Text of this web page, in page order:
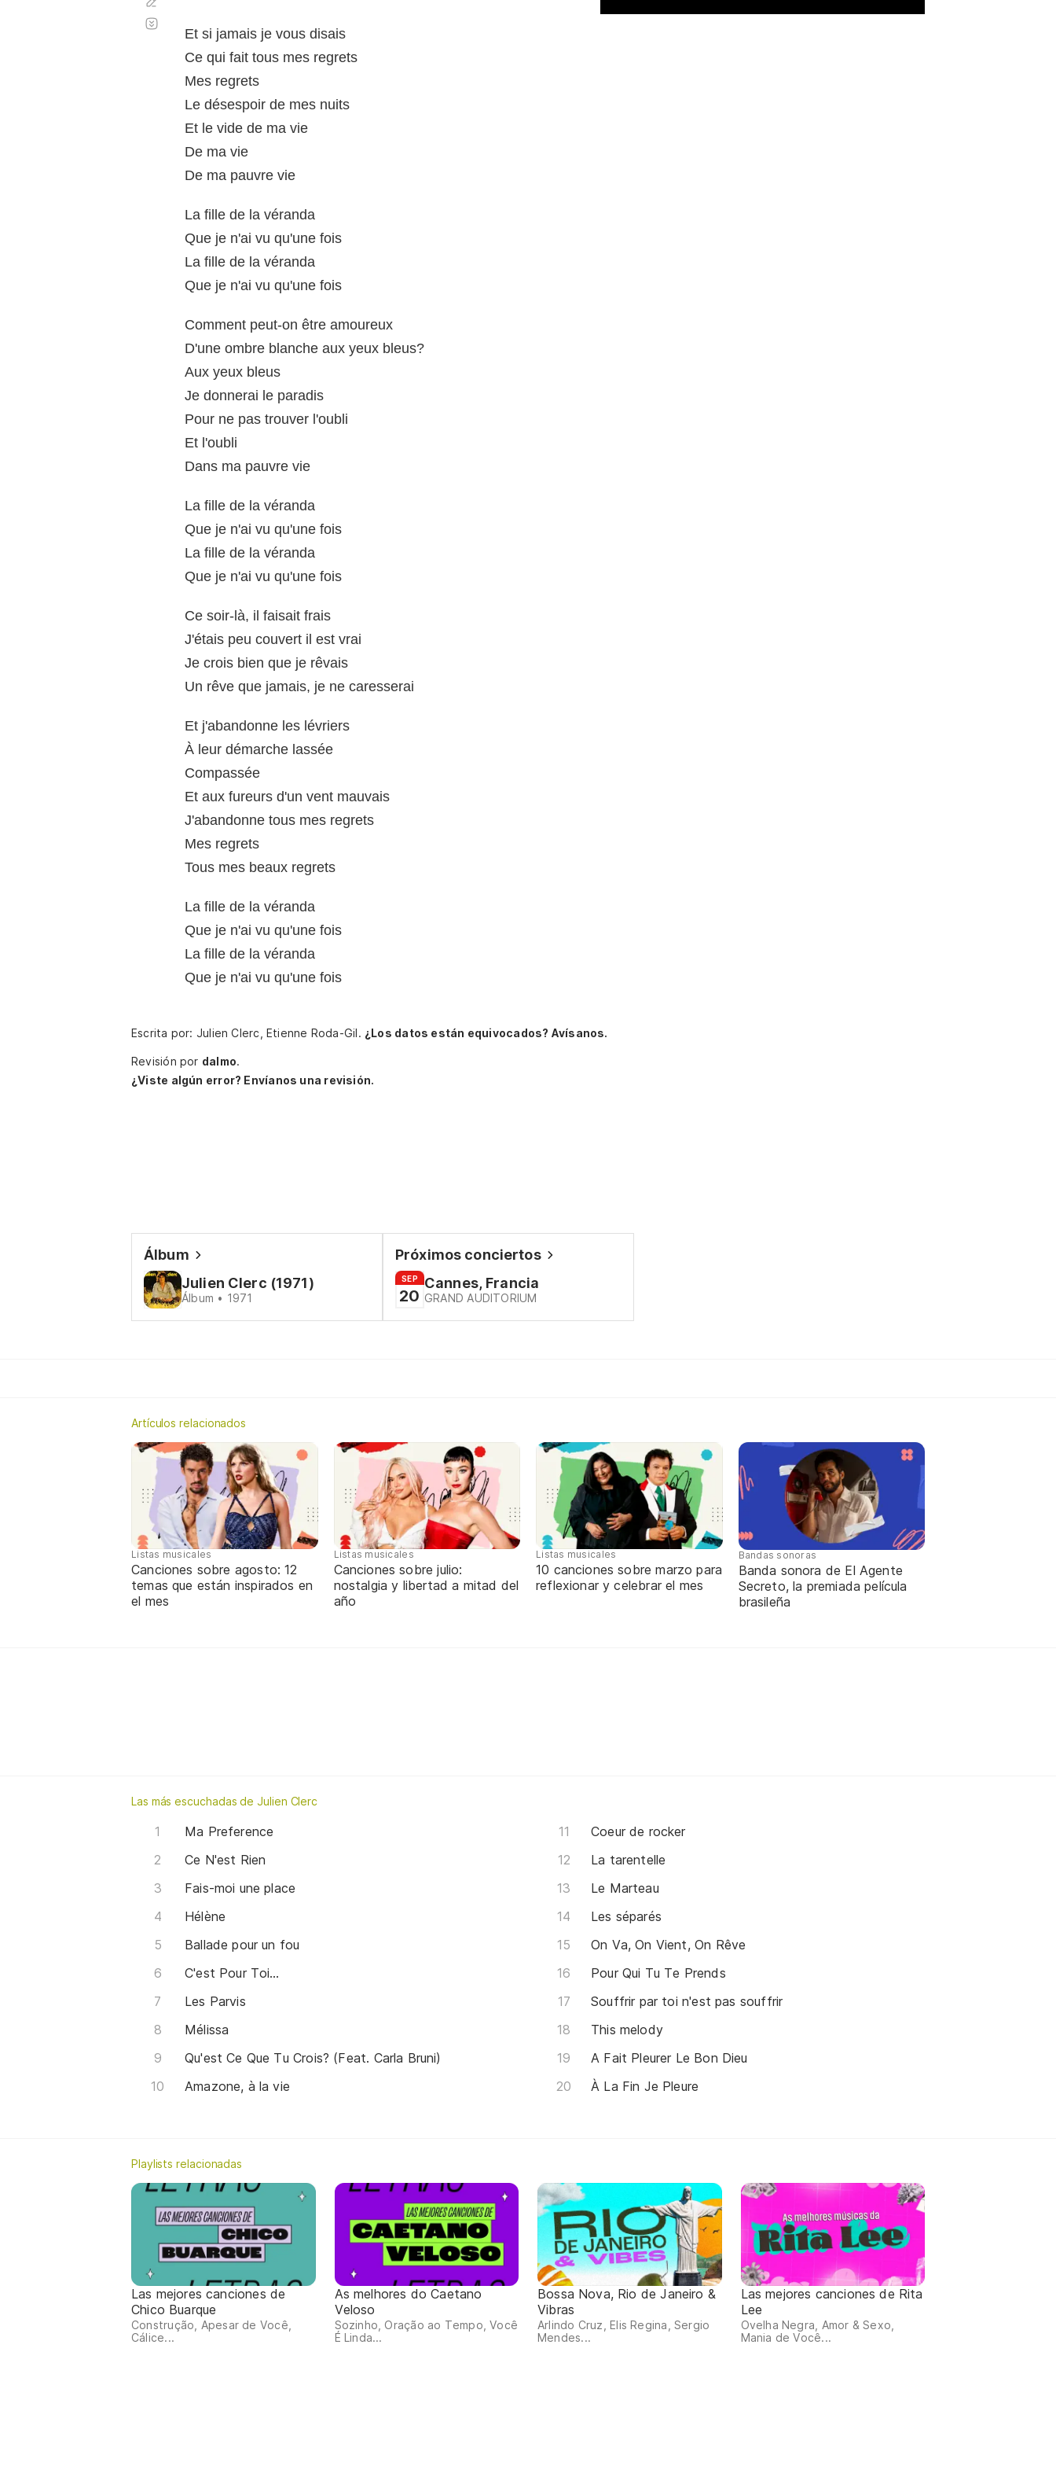
Et si jamais je vous disais
Ce qui fait tous mes regrets
Mes regrets
Le désespoir de mes nuits
Et le vide de ma vie
De ma vie
De ma pauvre vie
La fille de la véranda
Que je n'ai vu qu'une fois
La fille de la véranda
Que je n'ai vu qu'une fois
Comment peut-on être amoureux
D'une ombre blanche aux yeux bleus?
Aux yeux bleus
Je donnerai le paradis
Pour ne pas trouver l'oubli
Et l'oubli
Dans ma pauvre vie
La fille de la véranda
Que je n'ai vu qu'une fois
La fille de la véranda
Que je n'ai vu qu'une fois
Ce soir-là, il faisait frais
J'étais peu couvert il est vrai
Je crois bien que je rêvais
Un rêve que jamais, je ne caresserai
Et j'abandonne les lévriers
À leur démarche lassée
Compassée
Et aux fureurs d'un vent mauvais
J'abandonne tous mes regrets
Mes regrets
Tous mes beaux regrets
La fille de la véranda
Que je n'ai vu qu'une fois
La fille de la véranda
Que je n'ai vu qu'une fois
automático
Escrita por: Julien Clerc, Etienne Roda-Gil. ¿Los datos están equivocados? Avísanos.
Revisión por dalmo.
¿Viste algún error? Envíanos una revisión.
Álbum
Julien Clerc (1971)
Álbum • 1971
Próximos conciertos
SEP
20
Cannes, Francia
GRAND AUDITORIUM
Artículos relacionados
Listas musicales
Canciones sobre agosto: 12
temas que están inspirados en
el mes
Listas musicales
Canciones sobre julio:
nostalgia y libertad a mitad del
año
Listas musicales
10 canciones sobre marzo para
reflexionar y celebrar el mes
Bandas sonoras
Banda sonora de El Agente
Secreto, la premiada película
brasileña
Las más escuchadas de Julien Clerc
Ma Preference
Ce N'est Rien
Fais-moi une place
Hélène
Ballade pour un fou
C'est Pour Toi…
Les Parvis
Mélissa
Qu'est Ce Que Tu Crois? (Feat. Carla Bruni)
Amazone, à la vie
Coeur de rocker
La tarentelle
Le Marteau
Les séparés
On Va, On Vient, On Rêve
Pour Qui Tu Te Prends
Souffrir par toi n'est pas souffrir
This melody
A Fait Pleurer Le Bon Dieu
À La Fin Je Pleure
Playlists relacionadas
Las mejores canciones de
Chico Buarque
Construção, Apesar de Você,
Cálice...
As melhores do Caetano
Veloso
Sozinho, Oração ao Tempo, Você
É Linda...
Bossa Nova, Rio de Janeiro &
Vibras
Arlindo Cruz, Elis Regina, Sergio
Mendes...
Las mejores canciones de Rita
Lee
Ovelha Negra, Amor & Sexo,
Mania de Você...